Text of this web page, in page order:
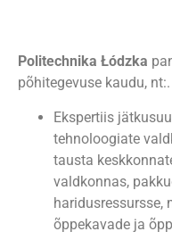
Politechnika Łódzka
põhitegevuse kaudu, nt:.
Ekspertiis
tehnoloogiate
tausta
valdkonnas,
haridusressursse,
õppekavade ja